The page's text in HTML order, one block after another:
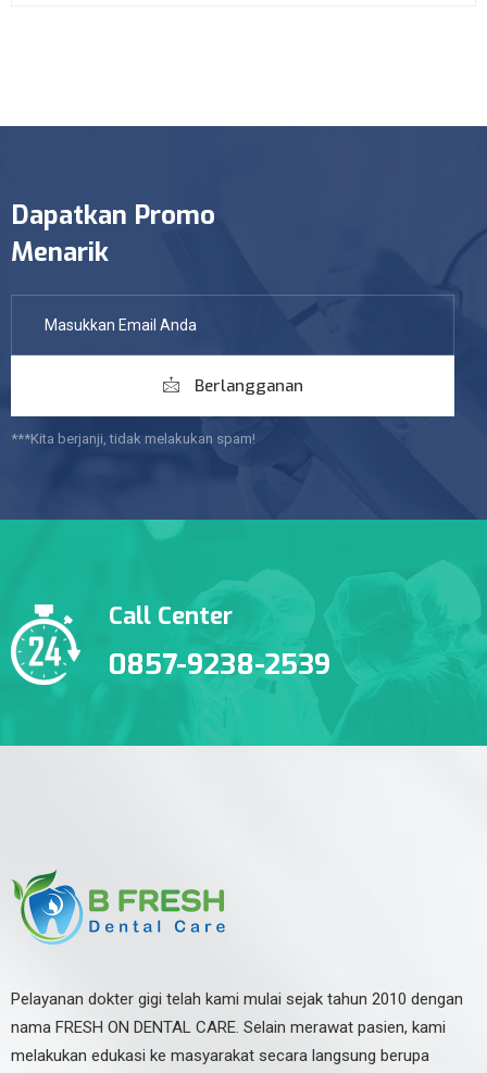
Dapatkan Promo
Menarik
Berlangganan
***Kita berjanji, tidak melakukan spam!
Call Center
0857-9238-2539
Pelayanan dokter gigi telah kami mulai sejak tahun 2010 dengan
nama FRESH ON DENTAL CARE. Selain merawat pasien, kami
melakukan edukasi ke masyarakat secara langsung berupa